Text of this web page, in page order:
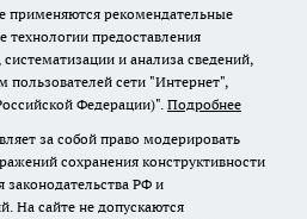
рекомендательные
предоставления
и анализа сведений,
пользователей сети "Интернет",
Федерации)". Подробнее
за собой право модерировать
сохранения конструктивности
РФ и
На сайте не допускаются